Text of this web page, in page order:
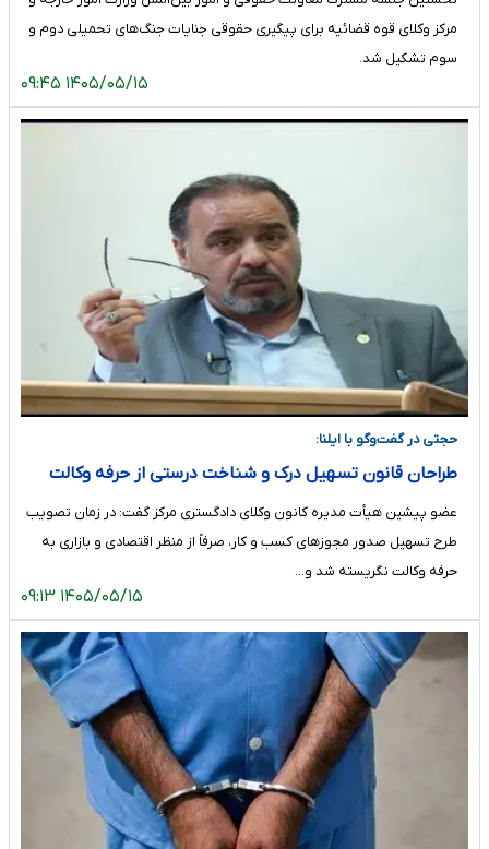
مرکز وکلای قوه قضائیه برای پیگیری حقوقی جنایات جنگ‌های تحمیلی دوم و
سوم تشکیل شد.
۱۴۰۵/۰۵/۱۵ ۰۹:۴۵
حجتی در گفت‌وگو با ایلنا:
طراحان قانون تسهیل درک و شناخت درستی از حرفه وکالت
شد
​عضو پیشین هیأت مدیره کانون وکلای دادگستری مرکز گفت: در زمان تصویب
طرح تسهیل صدور مجوزهای کسب و کار، صرفاً از منظر اقتصادی و بازاری به
حرفه وکالت نگریسته شد و…
۱۴۰۵/۰۵/۱۵ ۰۹:۱۳